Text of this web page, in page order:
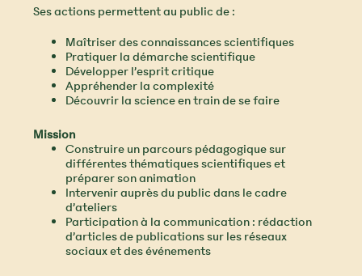
Ses actions permettent au public de :
Maîtriser des connaissances scientifiques
Pratiquer la démarche scientifique
Développer l’esprit critique
Appréhender la complexité
Découvrir la science en train de se faire
Mission
Construire un parcours pédagogique sur
différentes thématiques scientifiques et
préparer son animation
Intervenir auprès du public dans le cadre
d’ateliers
Participation à la communication : rédaction
d’articles de publications sur les réseaux
sociaux et des événements